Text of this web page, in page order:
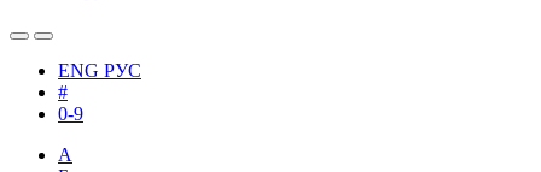
ENG РУС
#
0-9
А